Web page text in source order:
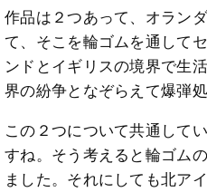
作品は２つあって、オラン
て、そこを輪ゴムを通して
ンドとイギリスの境界で生
界の紛争となぞらえて爆弾
この２つについて共通して
すね。そう考えると輪ゴム
ました。それにしても北ア